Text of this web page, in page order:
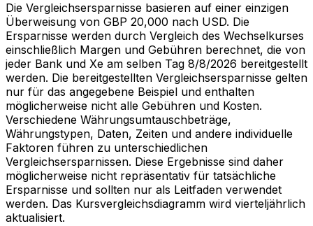
Die Vergleichsersparnisse basieren auf einer einzigen
Überweisung von GBP 20,000 nach USD. Die
Ersparnisse werden durch Vergleich des Wechselkurses
einschließlich Margen und Gebühren berechnet, die von
jeder Bank und Xe am selben Tag 8/8/2026 bereitgestellt
werden. Die bereitgestellten Vergleichsersparnisse gelten
nur für das angegebene Beispiel und enthalten
möglicherweise nicht alle Gebühren und Kosten.
Verschiedene Währungsumtauschbeträge,
Währungstypen, Daten, Zeiten und andere individuelle
Faktoren führen zu unterschiedlichen
Vergleichsersparnissen. Diese Ergebnisse sind daher
möglicherweise nicht repräsentativ für tatsächliche
Ersparnisse und sollten nur als Leitfaden verwendet
werden. Das Kursvergleichsdiagramm wird vierteljährlich
aktualisiert.